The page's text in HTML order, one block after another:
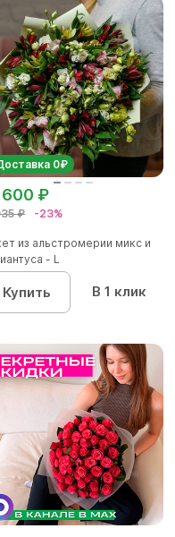
0₽
₽ -23%
600 ₽
из альстромерии микс и
- L
Купить В 1 клик